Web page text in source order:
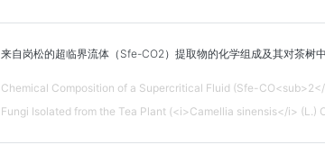
来自岗松的超临界流体（Sfe-CO2）提取物的化学组成及其对茶树
Chemical Composition of a Supercritical Fluid (Sfe-
Fungi Isolated from the Tea Plant (<i>Camellia sinensis</i> (L.)